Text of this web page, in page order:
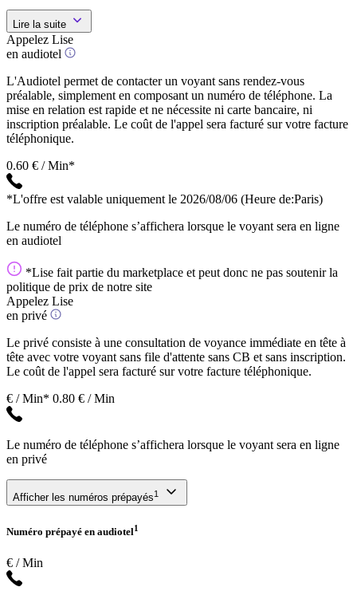
Lire la suite
Appelez Lise
en audiotel
L'Audiotel permet de contacter un voyant sans rendez-vous
préalable, simplement en composant un numéro de téléphone. La
mise en relation est rapide et ne nécessite ni carte bancaire, ni
inscription préalable. Le coût de l'appel sera facturé sur votre facture
téléphonique.
0.60 € / Min*
*L'offre est valable uniquement le 2026/08/06 (Heure de:Paris)
Le numéro de téléphone s’affichera lorsque le voyant sera en ligne
en audiotel
*Lise fait partie du marketplace et peut donc ne pas soutenir la
politique de prix de notre site
Appelez Lise
en privé
Le privé consiste à une consultation de voyance immédiate en tête à
tête avec votre voyant sans file d'attente sans CB et sans inscription.
Le coût de l'appel sera facturé sur votre facture téléphonique.
€ / Min* 0.80 € / Min
Le numéro de téléphone s’affichera lorsque le voyant sera en ligne
en privé
Afficher les numéros prépayés1
Numéro prépayé en audiotel1
€ / Min